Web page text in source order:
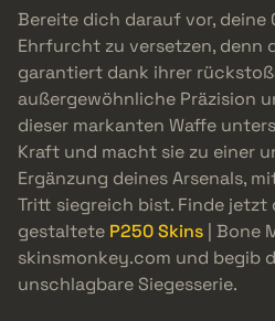
Bereite dich darauf vor, deine
Ehrfurcht zu versetzen, denn
garantiert dank ihrer
außergewöhnliche Präzision
dieser markanten Waffe
Kraft und macht sie zu einer
Ergänzung deines Arsenals,
Tritt siegreich bist. Finde jetzt
gestaltete P250 Skins | Bone
skinsmonkey.com und begib
unschlagbare Siegesserie.